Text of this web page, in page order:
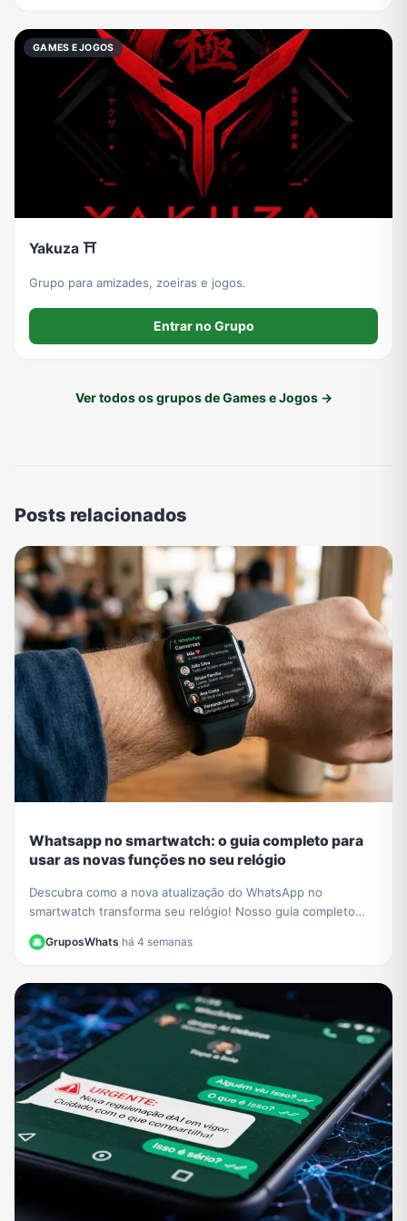
GAMES E JOGOS
Yakuza ⛩️
Grupo para amizades, zoeiras e jogos.
Entrar no Grupo
Ver todos os grupos de Games e Jogos →
Posts relacionados
Whatsapp no smartwatch: o guia completo para
usar as novas funções no seu relógio
Descubra como a nova atualização do WhatsApp no
smartwatch transforma seu relógio! Nosso guia completo
mostra como iniciar conversas e gerenciar chats.
GruposWhats·há 4 semanas